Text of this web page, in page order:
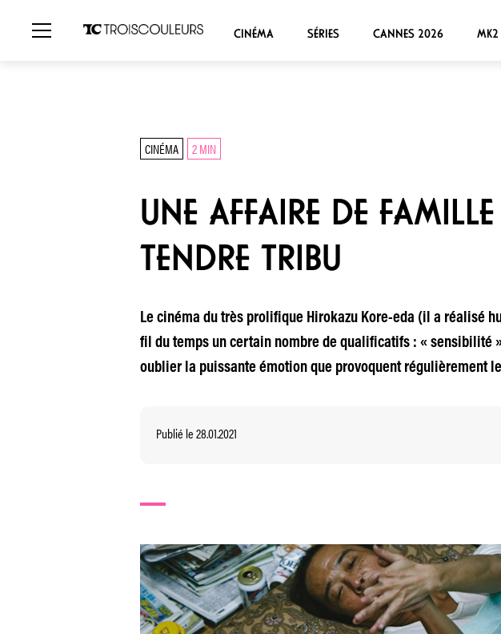
CINÉMA SÉRIES CANNES 2026 MK2
CINÉMA 2 MIN
UNE AFFAIRE DE
TENDRE TRIBU
Le cinéma du très prolifique Hirokazu Kore-eda (il a réalisé
fil du temps un certain nombre de qualificatifs : « sensibilité
oublier la puissante émotion que provoquent régulièrement
Publié le 28.01.2021